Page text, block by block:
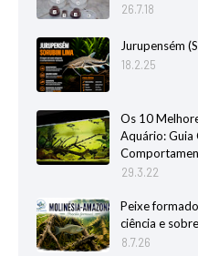
26.7.18
Jurupensém
18.2.25
Os 10
Aquário: Guia
29.3.22
Peixe
ciência e
8.7.26